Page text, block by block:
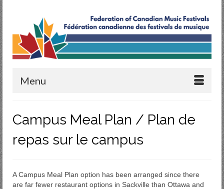
Menu
Campus Meal Plan / Plan de
repas sur le campus
A Campus Meal Plan option has been arranged since there
are far fewer restaurant options in Sackville than Ottawa and